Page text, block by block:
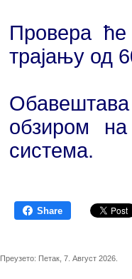
Провера ће
трајању од
обзиром
система.
Share
Преузето: Петак, 7. Август 2026.